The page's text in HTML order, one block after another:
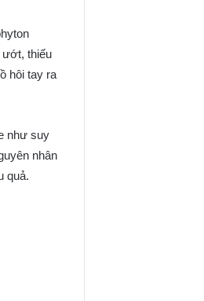
ướt, thiếu
hôi tay ra
như suy
nhân
quả.